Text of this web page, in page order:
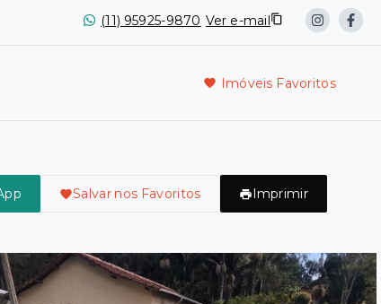
(11) 95925-9870 Ver e-mail
Imóveis Favoritos
Salvar nos Favoritos Imprimir